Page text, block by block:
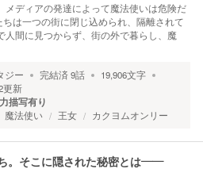
メディアの発達によって魔法使いは危険だ
は一つの街に閉じ込められ、隔離されて
人間に見つからず、街の外で暮らし、魔
ジー 完結済9話 19,906文字
更新
描写有り
魔法使い 王女 カクヨムオンリー
。そこに隠された秘密とは――